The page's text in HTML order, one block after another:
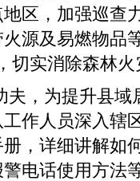
区，加强巡查
源及易燃物品
切实消除森林
夫，为提升县域
作人员深入辖
，详细讲解如
电话使用方法